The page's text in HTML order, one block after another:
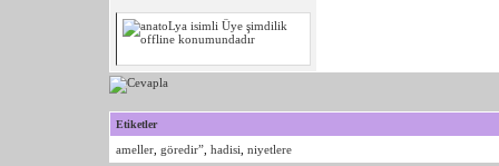
Etiketler
ameller göredir” hadisi niyetlere